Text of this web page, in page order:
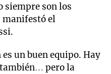
siempre son los
manifestó el
un buen equipo. Hay
pero la